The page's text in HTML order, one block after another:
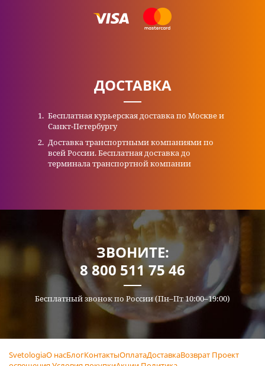
ДОСТАВКА
Бесплатная курьерская доставка по Москве и
Санкт-Петербургу
Доставка транспортными компаниями по
всей России. Бесплатная доставка до
терминала транспортной компании
ЗВОНИТЕ:
8 800 511 75 46
Бесплатный звонок по России (Пн–Пт 10:00–19:00)
SvetologiaО насБлогКонтактыОплатаДоставкаВозврат Проект